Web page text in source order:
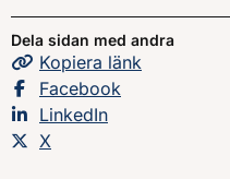
Dela sidan med andra
Kopiera sidans
länk
Dela sidan på
Facebook
Dela sidan på
LinkedIn
Dela sidan på
X